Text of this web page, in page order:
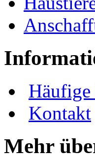
Kontakt
Mehr